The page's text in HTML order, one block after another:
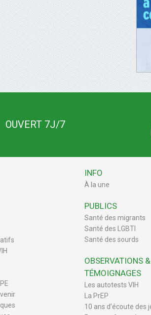
OUVERT 7J/7
INFO
À la une
PUBLICS
Santé des migrants
Santé des LGBTI
Santé des sourds
OBSERVATIONS &
TÉMOIGNAGES
Les autotests VIH
La PrEP
10 ans d’écoute des